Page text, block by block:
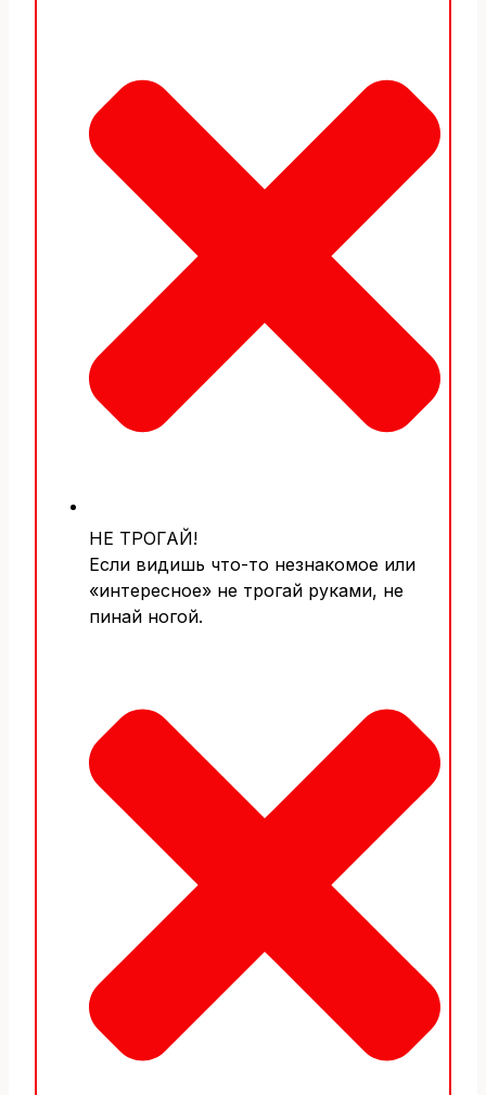
НЕ ТРОГАЙ!
Если видишь что-то незнакомое или
«интересное» не трогай руками, не
пинай ногой.